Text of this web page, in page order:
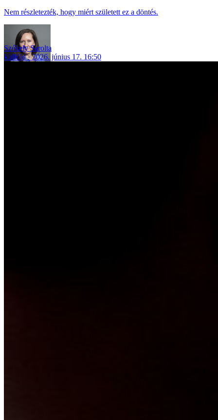
Nem részletezték, hogy miért született ez a döntés.
Székely Sarolta
külföld
2026. június 17. 16:50